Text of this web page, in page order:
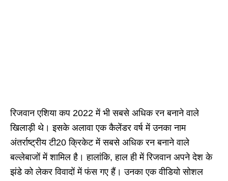
रिजवान एशिया कप 2022 में भी सबसे अधिक रन बनाने वाले
खिलाड़ी थे। इसके अलावा एक कैलेंडर वर्ष में उनका नाम
अंतर्राष्ट्रीय टी20 क्रिकेट में सबसे अधिक रन बनाने वाले
बल्लेबाजों में शामिल है। हालांकि, हाल ही में रिजवान अपने देश के
झंडे को लेकर विवादों में फंस गए हैं। उनका एक वीडियो सोशल